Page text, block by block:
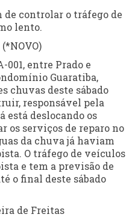
de controlar o tráfego de
lento.
001, entre Prado e
Guaratiba,
chuvas deste sábado
responsável pela
está deslocando os
os serviços de reparo no
da chuva já haviam
O tráfego de veículos
e tem a previsão de
o final deste sábado
de Freitas